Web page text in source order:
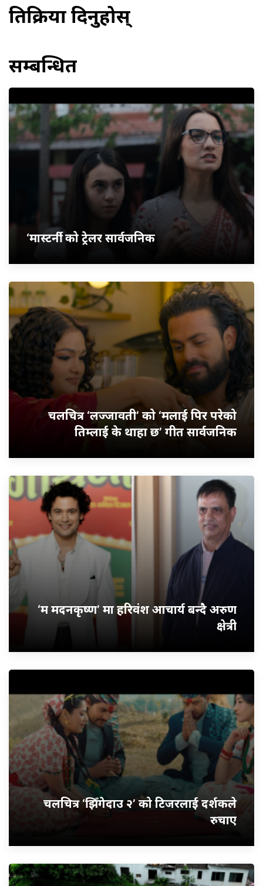
प्रतिक्रिया दिनुहोस्
सम्बन्धित
‘मास्टर्नी’ को ट्रेलर सार्वजनिक
चलचित्र ‘लज्जावती’ को ‘मलाई पिर परेको
तिम्लाई के थाहा छ’ गीत सार्वजनिक
‘म मदनकृष्ण’ मा हरिवंश आचार्य बन्दै अरुण
क्षेत्री
चलचित्र ‘झिँगेदाउ २’ को टिजरलाई दर्शकले
रुचाए